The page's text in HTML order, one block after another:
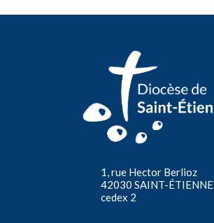
1, rue Hector Berlioz
42030 SAINT-ÉTIENNE
cedex 2